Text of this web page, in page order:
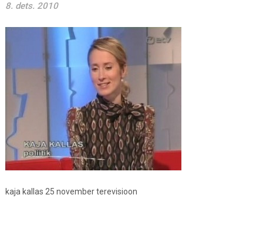
8. dets. 2010
kaja kallas 25 november terevisioon